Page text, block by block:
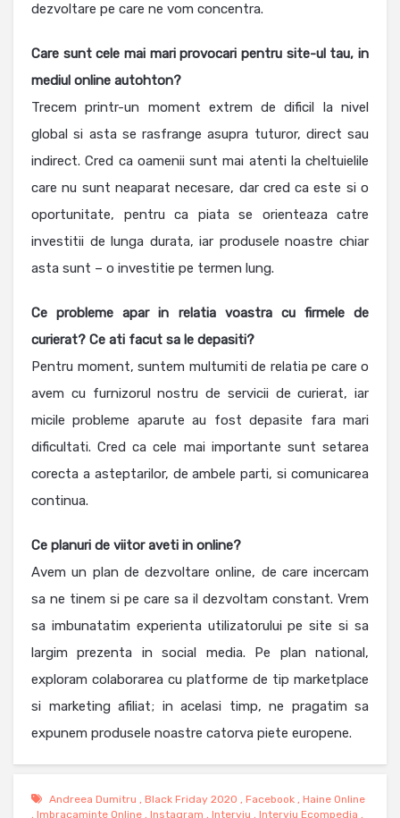
dezvoltare pe care ne vom concentra.
Care sunt cele mai mari provocari pentru site-ul tau, in
mediul online autohton?
Trecem printr-un moment extrem de dificil la nivel
global si asta se rasfrange asupra tuturor, direct sau
indirect. Cred ca oamenii sunt mai atenti la cheltuielile
care nu sunt neaparat necesare, dar cred ca este si o
oportunitate, pentru ca piata se orienteaza catre
investitii de lunga durata, iar produsele noastre chiar
asta sunt – o investitie pe termen lung.
Ce probleme apar in relatia voastra cu firmele de
curierat? Ce ati facut sa le depasiti?
Pentru moment, suntem multumiti de relatia pe care o
avem cu furnizorul nostru de servicii de curierat, iar
micile probleme aparute au fost depasite fara mari
dificultati. Cred ca cele mai importante sunt setarea
corecta a asteptarilor, de ambele parti, si comunicarea
continua.
Ce planuri de viitor aveti in online?
Avem un plan de dezvoltare online, de care incercam
sa ne tinem si pe care sa il dezvoltam constant. Vrem
sa imbunatatim experienta utilizatorului pe site si sa
largim prezenta in social media. Pe plan national,
exploram colaborarea cu platforme de tip marketplace
si marketing afiliat; in acelasi timp, ne pragatim sa
expunem produsele noastre catorva piete europene.
Andreea Dumitru , Black Friday 2020 , Facebook , Haine Online
, Imbracaminte Online , Instagram , Interviu , Interviu Ecompedia ,